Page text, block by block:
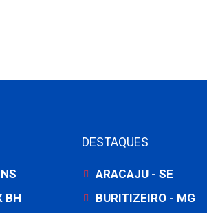
BH
DESTAQUES
ARACAJU - SE
BURITIZEIRO - MG